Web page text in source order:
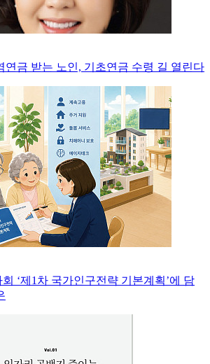
연금 받는 노인, 기초연금 수령 길 열린다
‘제1차 국가인구전략 기본계획’에 담